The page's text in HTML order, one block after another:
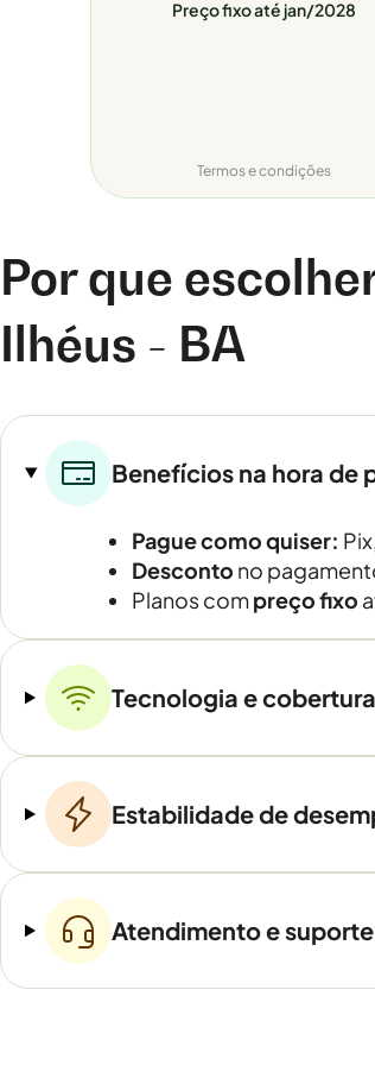
Preço fixo até jan/2028
Termos e condições
Por que
Ilhéus - BA
Benefícios na hora de
Pague como quiser:
Desconto no
Planos compreço fixo
Tecnologia e
Estabilidade de
Atendimento e suporte